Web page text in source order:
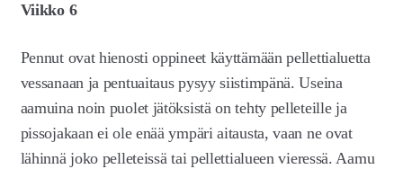
Viikko 6
Pennut ovat hienosti oppineet käyttämään pellettialuetta
vessanaan ja pentuaitaus pysyy siistimpänä. Useina
aamuina noin puolet jätöksistä on tehty pelleteille ja
pissojakaan ei ole enää ympäri aitausta, vaan ne ovat
lähinnä joko pelleteissä tai pellettialueen vieressä. Aamu